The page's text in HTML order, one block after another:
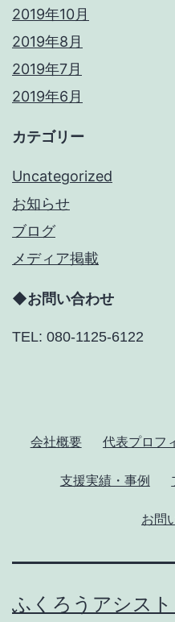
2019年10月
2019年8月
2019年7月
2019年6月
カテゴリー
Uncategorized
お知らせ
ブログ
メディア掲載
◆お問い合わせ
TEL: 080-1125-6122
会社概要 代表プロフ
支援実績・事例
お問
ふくろうアシス